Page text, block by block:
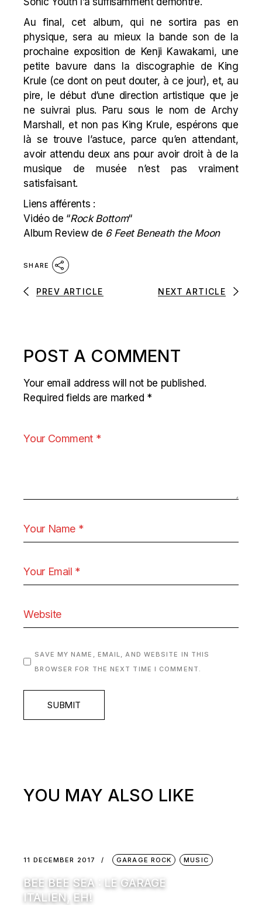
Au final, cet album, qui ne sortira pas en
physique, sera au mieux la bande son de la
prochaine exposition de Kenji Kawakami, une
petite bavure dans la discographie de King
Krule (ce dont on peut douter, à ce jour), et, au
pire, le début d’une direction artistique que je
ne suivrai plus. Paru sous le nom de Archy
Marshall, et non pas King Krule, espérons que
là se trouve l’astuce, parce qu’en attendant,
avoir attendu deux ans pour avoir droit à de la
musique de musée n’est pas vraiment
satisfaisant.
Liens afférents :
Vidéo de “Rock Bottom“
Album Review de 6 Feet Beneath the Moon
SHARE
PREV ARTICLE NEXT ARTICLE
POST A COMMENT
Your email address will not be published.
Required fields are marked *
SAVE MY NAME, EMAIL, AND WEBSITE IN THIS
BROWSER FOR THE NEXT TIME I COMMENT.
SUBMIT
YOU MAY ALSO LIKE
11 DECEMBER 2017 GARAGE ROCK MUSIC
BEE BEE SEA : LE GARAGE
ITALIEN, EH!